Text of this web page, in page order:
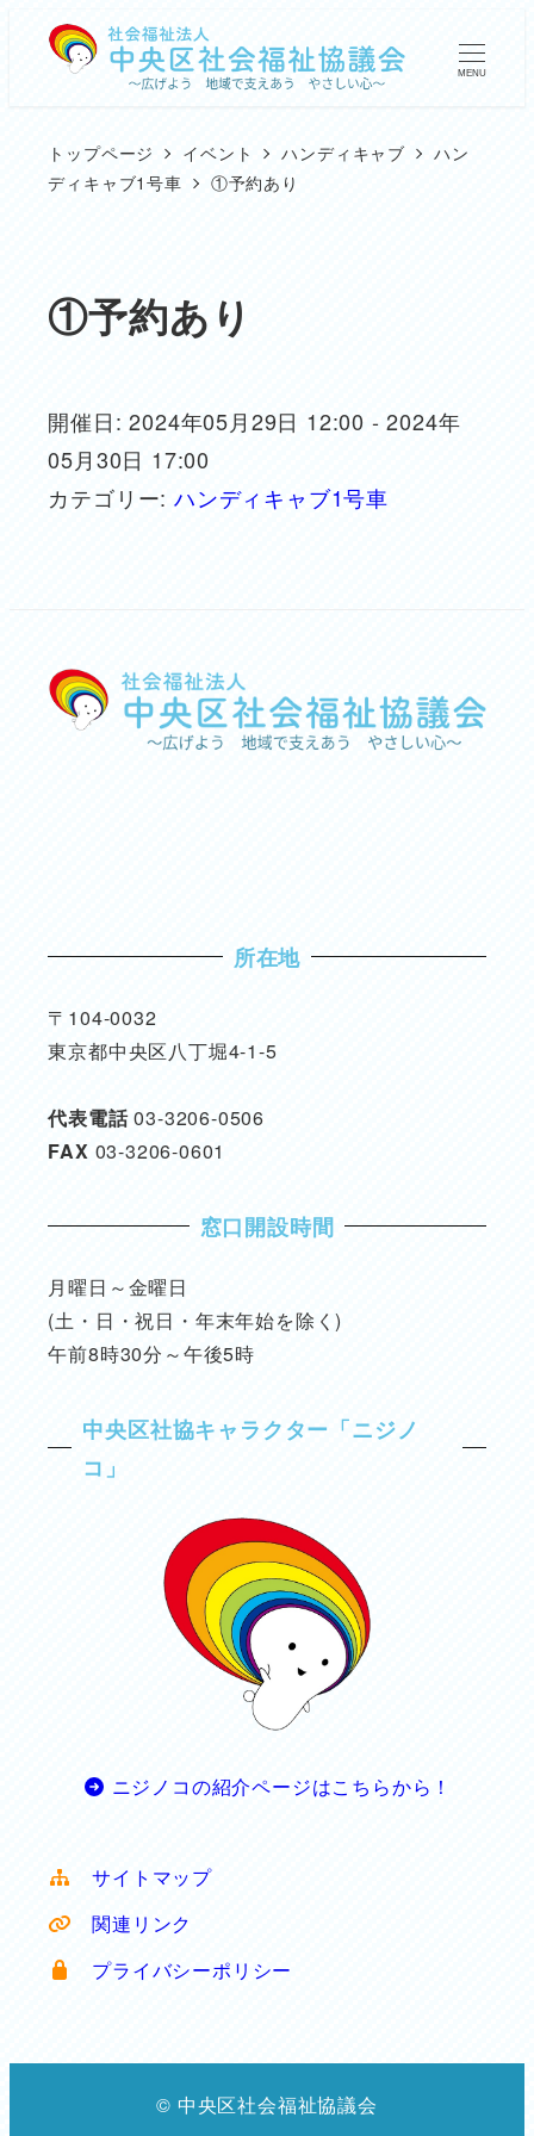
MENU
トップページ イベント ハンディキャブ
ハン
ディキャブ1号車
①予約あり
①予約あり
開催日: 2024年05月29日 12:00 - 2024年
05月30日 17:00
カテゴリー: ハンディキャブ1号車
所在地
〒104-0032
東京都中央区八丁堀4-1-5
代表電話03-3206-0506
FAX 03-3206-0601
窓口開設時間
月曜日～金曜日
(土・日・祝日・年末年始を除く)
午前8時30分～午後5時
中央区社協キャラクター「ニジノ
コ」
ニジノコの紹介ページはこちらから！
サイトマップ
関連リンク
プライバシーポリシー
© 中央区社会福祉協議会